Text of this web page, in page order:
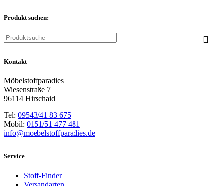
Produkt suchen:
Kontakt
Möbelstoffparadies
Wiesenstraße 7
96114 Hirschaid
Tel: 09543/41 83 675
Mobil: 0151/51 477 481
info@moebelstoffparadies.de
Service
Stoff-Finder